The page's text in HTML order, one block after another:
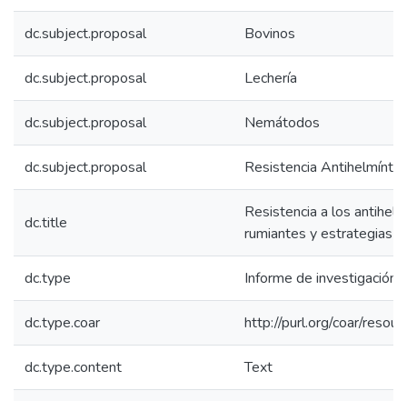
dc.subject.proposal Bovinos
dc.subject.proposal Lechería
dc.subject.proposal Nemátodos
dc.subject.proposal Resistencia
dc.title
Resistencia a los
rumiantes y estrategias
dc.type Informe de investigación
dc.type.coar http://purl.org/coar/
dc.type.content Text